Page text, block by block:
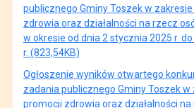
publicznego Gminy Toszek w
zdrowia oraz działalności na rzecz
w okresie od dnia 2 stycznia 2025 r.
r. (823,54KB)
Ogłoszenie wyników otwartego
zadania publicznego Gminy Toszek w
promocji zdrowia oraz działalności na